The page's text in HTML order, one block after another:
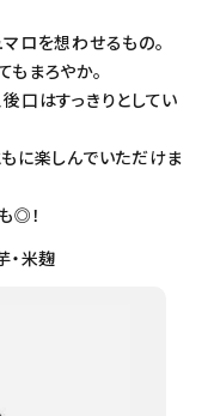
ロを想わせるもの。
まろやか。
口はすっきりとしてい
に楽しんでいただけま
◎！
米麹